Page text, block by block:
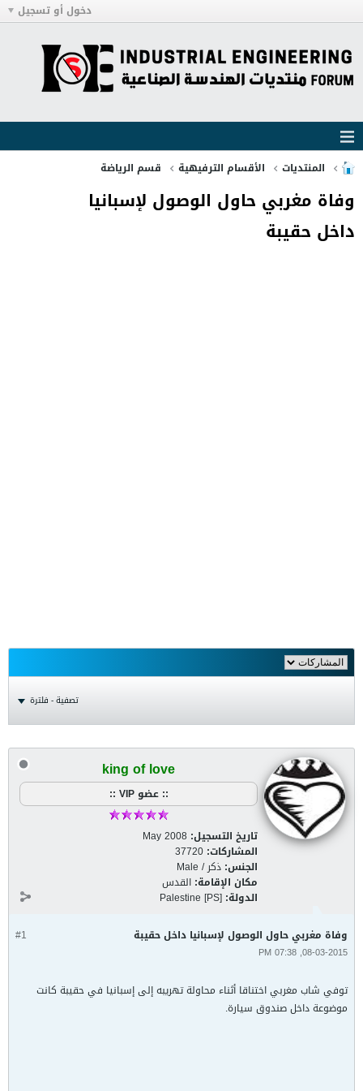
دخول أو تسجيل
المنتديات الأقسام الترفيهية قسم الرياضة
وفاة مغربي حاول الوصول لإسبانيا
داخل حقيبة
تصفية - فلترة
king of love
:: عضو VIP ::
تاريخ التسجيل: May 2008
المشاركات: 37720
الجنس: ذكر / Male
مكان الإقامة: القدس
الدولة: Palestine [PS]
#1 وفاة مغربي حاول الوصول لإسبانيا داخل حقيبة
08-03-2015, 07:38 PM
توفي شاب مغربي اختناقا أثناء محاولة تهريبه إلى إسبانيا في حقيبة كانت
موضوعة داخل صندوق سيارة.